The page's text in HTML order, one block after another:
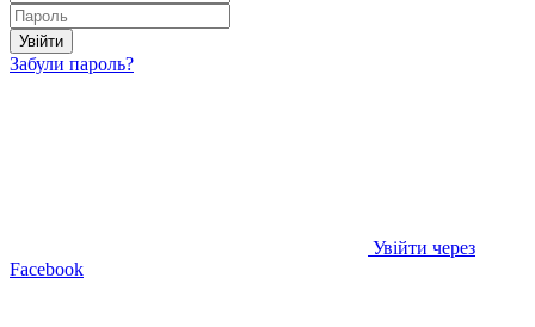
Увійти
Забули пароль?
Увійти через
Facebook